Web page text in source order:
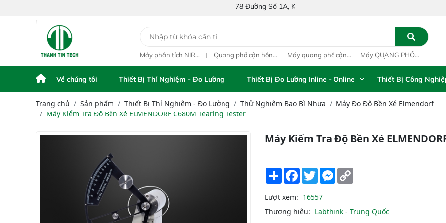
78 Đường Số 1A, Khu Phố 4, Phường Bình Tân, Thành phố Hồ Chí Minh, Việt
Phân Tích Điện
Máy Phân Tích Điện
Máy phân tích NIR
Quang phổ cận hồng
Máy quang phổ cận
NIR Analyzer
Máy QUANG PHỔ
Vista-R
Về chúng tôi Thiết Bị Thí Nghiệm - Đo Lường Thiết Bị Đo Lường Inline - Online Thiết Bị Công
Trang chủ Sản phẩm Thiết Bị Thí Nghiệm - Đo Lường Thử Nghiệm Bao Bì Nhựa
Máy Đo Độ Bền Xé Elmendorf
Máy Kiểm Tra Độ Bền Xé ELMENDORF C680M Tearing Tester
Máy Kiểm Tra Độ Bền Xé
Share Facebook
TwitterMessenger
Lượt xem: 16557
Thương hiệu: Labthink - Trung Quốc